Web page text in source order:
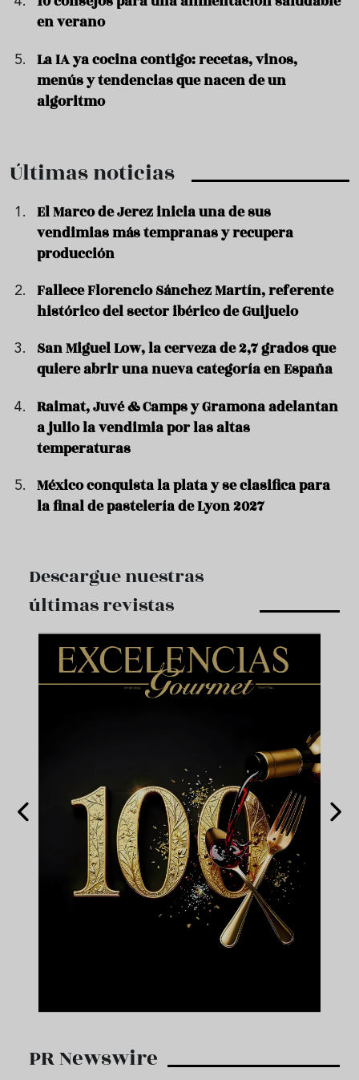
en verano
La IA ya cocina contigo: recetas, vinos,
menús y tendencias que nacen de un
algoritmo
Últimas noticias
El Marco de Jerez inicia una de sus
vendimias más tempranas y recupera
producción
Fallece Florencio Sánchez Martín, referente
histórico del sector ibérico de Guijuelo
San Miguel Low, la cerveza de 2,7 grados que
quiere abrir una nueva categoría en España
Raimat, Juvé & Camps y Gramona adelantan
a julio la vendimia por las altas
temperaturas
México conquista la plata y se clasifica para
la final de pastelería de Lyon 2027
Descargue nuestras
últimas revistas
PR Newswire